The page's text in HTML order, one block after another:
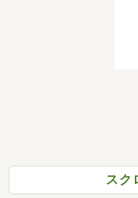
スク